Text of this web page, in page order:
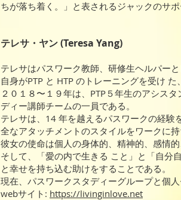
ちが落ち着く。」と表されるジャックのサ
テレサ・ヤン (Teresa Yang)
テレサはパスワーク教師、研修生ヘルパー
自身がPTP と HTP のトレーニングを受け
２０１８〜１９年は、PTP５年生のアシス
ディー講師チームの一員である。
テレサは、14 年を越えるパスワークの経
全なアタッチメントのスタイルをワークに持
彼女の使命は個人の身体的、精神的、感情
そして、「愛の内で生きる こと」と「自分
と幸せを持ち込む助けをすることである。
現在、パスワークスタディーグループと個
webサイト: https://livinginlove.net